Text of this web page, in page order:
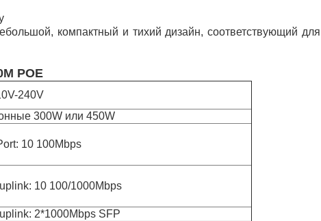
компактный и тихий дизайн, соответствующий для
POE
240V
300W или 450W
10 100Mbps
10 100/1000Mbps
2*1000Mbps SFP